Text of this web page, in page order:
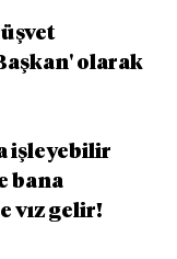
olarak
işleyebilir
bana
vız gelir!